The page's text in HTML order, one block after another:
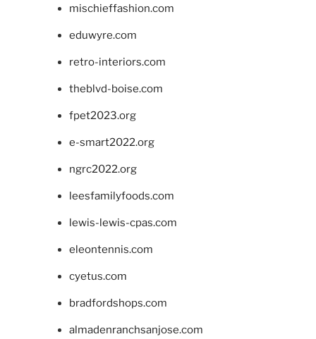
mischieffashion.com
eduwyre.com
retro-interiors.com
theblvd-boise.com
fpet2023.org
e-smart2022.org
ngrc2022.org
leesfamilyfoods.com
lewis-lewis-cpas.com
eleontennis.com
cyetus.com
bradfordshops.com
almadenranchsanjose.com